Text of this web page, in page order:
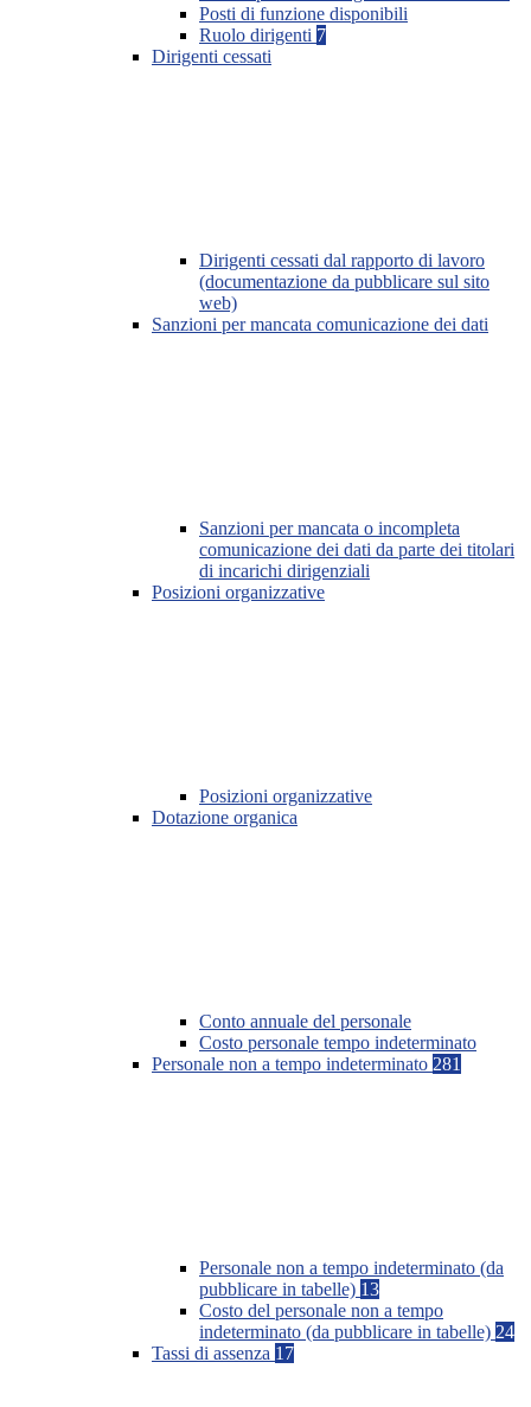
Posti di funzione disponibili
Ruolo dirigenti 7
Dirigenti cessati
Dirigenti cessati dal rapporto di lavoro
(documentazione da pubblicare sul sito
web)
Sanzioni per mancata comunicazione dei dati
Sanzioni per mancata o incompleta
comunicazione dei dati da parte dei titolari
di incarichi dirigenziali
Posizioni organizzative
Posizioni organizzative
Dotazione organica
Conto annuale del personale
Costo personale tempo indeterminato
Personale non a tempo indeterminato 281
Personale non a tempo indeterminato (da
pubblicare in tabelle) 13
Costo del personale non a tempo
indeterminato (da pubblicare in tabelle) 24
Tassi di assenza 17